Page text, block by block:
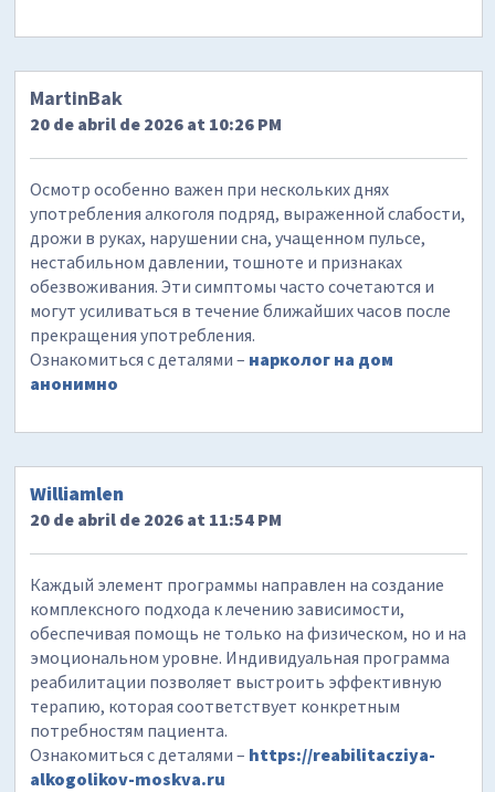
MartinBak
20 de abril de 2026 at 10:26 PM
Осмотр особенно важен при нескольких днях
употребления алкоголя подряд, выраженной слабости,
дрожи в руках, нарушении сна, учащенном пульсе,
нестабильном давлении, тошноте и признаках
обезвоживания. Эти симптомы часто сочетаются и
могут усиливаться в течение ближайших часов после
прекращения употребления.
Ознакомиться с деталями – нарколог на дом
анонимно
Williamlen
20 de abril de 2026 at 11:54 PM
Каждый элемент программы направлен на создание
комплексного подхода к лечению зависимости,
обеспечивая помощь не только на физическом, но и на
эмоциональном уровне. Индивидуальная программа
реабилитации позволяет выстроить эффективную
терапию, которая соответствует конкретным
потребностям пациента.
Ознакомиться с деталями – https://reabilitacziya-
alkogolikov-moskva.ru